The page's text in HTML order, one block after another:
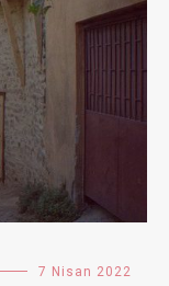
7 Nisan 2022